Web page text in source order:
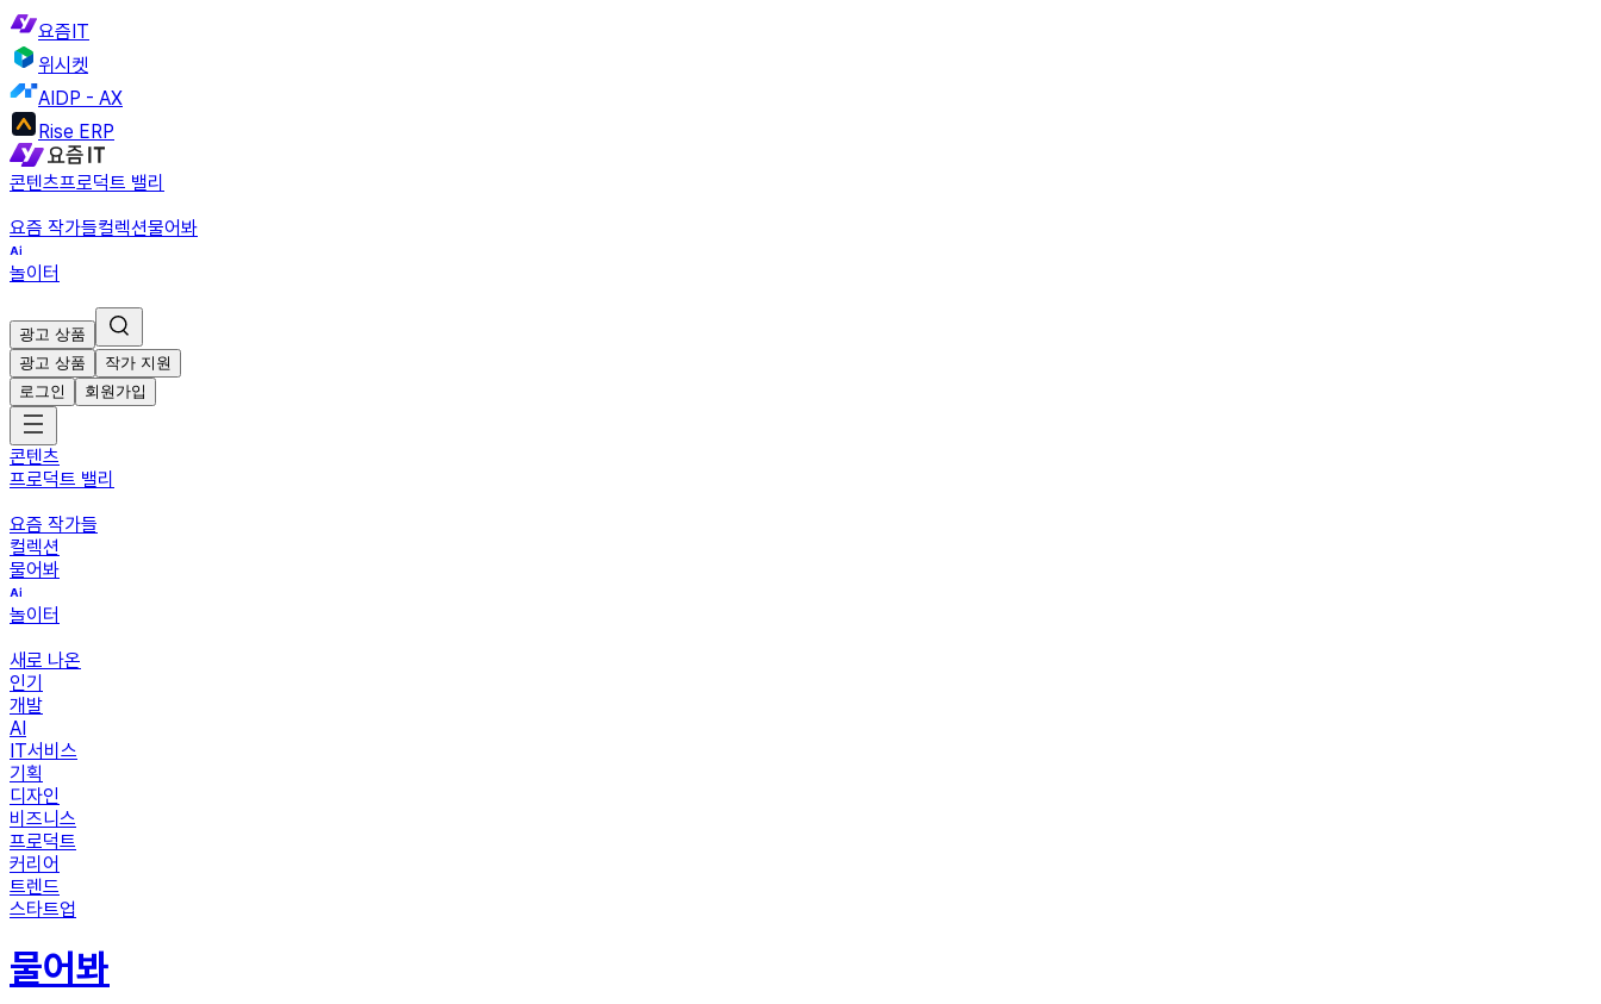
요즘IT
위시켓
AIDP - AX
Rise ERP
콘텐츠프로덕트 밸리
요즘 작가들컬렉션물어봐
놀이터
광고 상품
광고 상품
작가 지원
로그인
회원가입
콘텐츠
프로덕트 밸리
요즘 작가들
컬렉션
물어봐
놀이터
새로 나온
인기
개발
AI
IT서비스
기획
디자인
비즈니스
프로덕트
커리어
트렌드
스타트업
물어봐